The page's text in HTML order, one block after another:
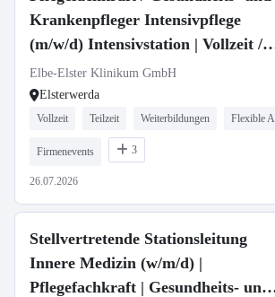
Krankenpfleger Intensivpflege
(m/w/d) Intensivstation | Vollzeit /
Teilzeit
Elbe-Elster Klinikum GmbH
Elsterwerda
Vollzeit Teilzeit Weiterbildungen Flexible
Firmenevents 3
26.07.2026
Stellvertretende Stationsleitung
Innere Medizin (w/m/d) |
Pflegefachkraft | Gesundheits- und